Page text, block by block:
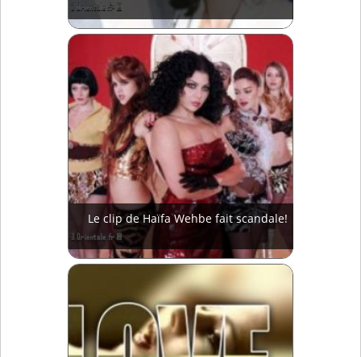
Le clip de Haïfa Wehbe fait scandale!